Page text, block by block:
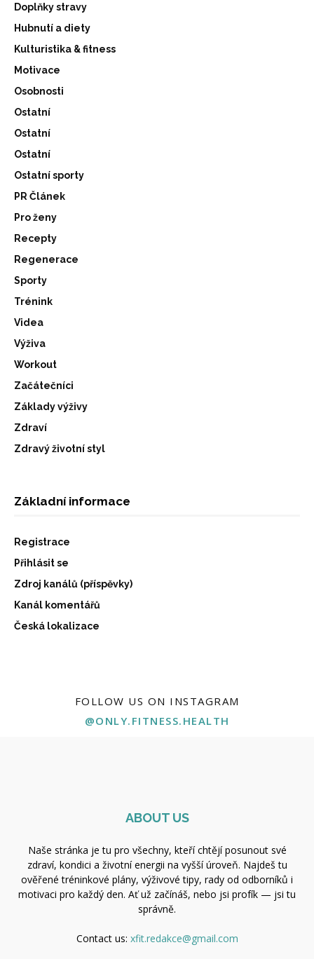
Doplňky stravy
Hubnutí a diety
Kulturistika & fitness
Motivace
Osobnosti
Ostatní
Ostatní
Ostatní
Ostatní sporty
PR Článek
Pro ženy
Recepty
Regenerace
Sporty
Trénink
Videa
Výživa
Workout
Začátečníci
Základy výživy
Zdraví
Zdravý životní styl
Základní informace
Registrace
Přihlásit se
Zdroj kanálů (příspěvky)
Kanál komentářů
Česká lokalizace
FOLLOW US ON INSTAGRAM
@ONLY.FITNESS.HEALTH
ABOUT US
Naše stránka je tu pro všechny, kteří chtějí posunout své
zdraví, kondici a životní energii na vyšší úroveň. Najdeš tu
ověřené tréninkové plány, výživové tipy, rady od odborníků i
motivaci pro každý den. Ať už začínáš, nebo jsi profík — jsi tu
správně.
Contact us: xfit.redakce@gmail.com